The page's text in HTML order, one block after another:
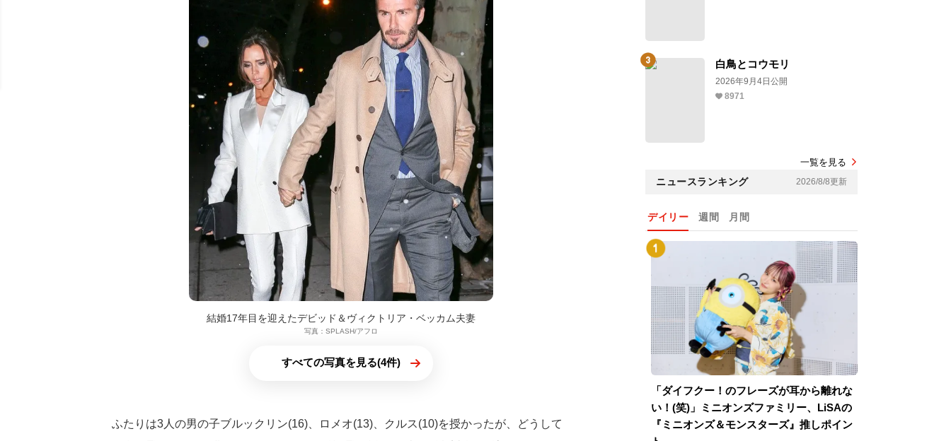
結婚17年目を迎えたデビッド＆ヴィクトリア・ベッカム夫妻
写真：SPLASH/アフロ
すべての写真を見る(4件)
ふたりは3人の男の子ブルックリン(16)、ロメオ(13)、クルス(10)を授かったが、どうして
白鳥とコウモリ
2026年9月4日公開
8971
一覧を見る
ニュースランキング 2026/8/8更新
デイリー 週間 月間
「ダイフクー！のフレーズが耳から離れな
い！(笑)」ミニオンズファミリー、LiSAの
『ミニオンズ＆モンスターズ』推しポイン